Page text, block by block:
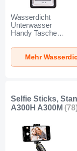
Wasserdicht
Unterwasser
Handy Tasche
Samsung Galaxy
DS A300G A300H
A300M Schwarz
Selfie Sticks,
A300H A300M